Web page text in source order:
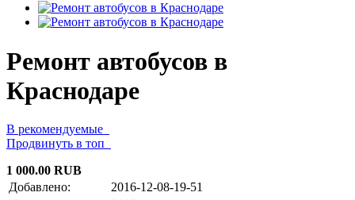
Ремонт автобусов в
Краснодаре
В рекомендуемые
Продвинуть в топ
1 000.00 RUB
Добавлено:
2016-12-08-19-51